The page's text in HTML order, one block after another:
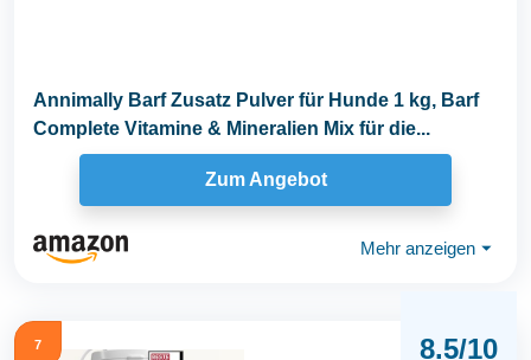
Annimally Barf Zusatz Pulver für Hunde 1 kg, Barf
Complete Vitamine & Mineralien Mix für die...
Zum Angebot
Mehr anzeigen ⏷
7 8.5/10